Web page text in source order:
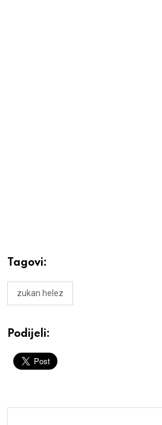
Tagovi:
zukan helez
Podijeli: